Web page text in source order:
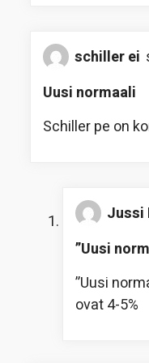
schiller ei
Uusi normaali
Schiller pe on
Jussi
”Uusi
”Uusi
ovat 4-5%